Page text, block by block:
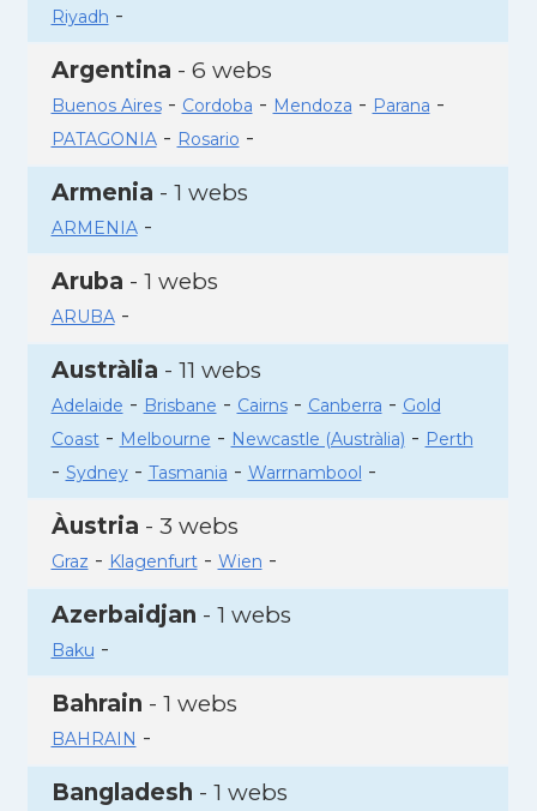
Riyadh -
Argentina - 6 webs
Buenos Aires- Cordoba - Mendoza - Parana -
PATAGONIA- Rosario -
Armenia - 1 webs
ARMENIA-
Aruba - 1 webs
ARUBA-
Austràlia - 11 webs
Adelaide - Brisbane - Cairns- Canberra - Gold
Coast- Melbourne - Newcastle (Austràlia) - Perth
- Sydney- Tasmania - Warrnambool -
Àustria - 3 webs
Graz - Klagenfurt- Wien -
Azerbaidjan - 1 webs
Baku -
Bahrain - 1 webs
BAHRAIN -
Bangladesh - 1 webs